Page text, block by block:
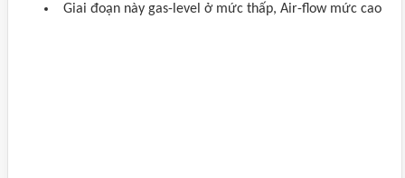
Giai đoạn này gas-level ở mức thấp, Air-flow mức cao